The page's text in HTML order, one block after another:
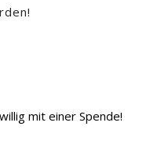
mit einer Spende!